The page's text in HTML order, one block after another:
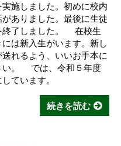
施しました。初めに校内
ありました。最後に生徒
終了しました。 在校生
は新入生がいます。新し
れるよう、いいお手本に
い。 では、令和５年度
ています。
続きを読む